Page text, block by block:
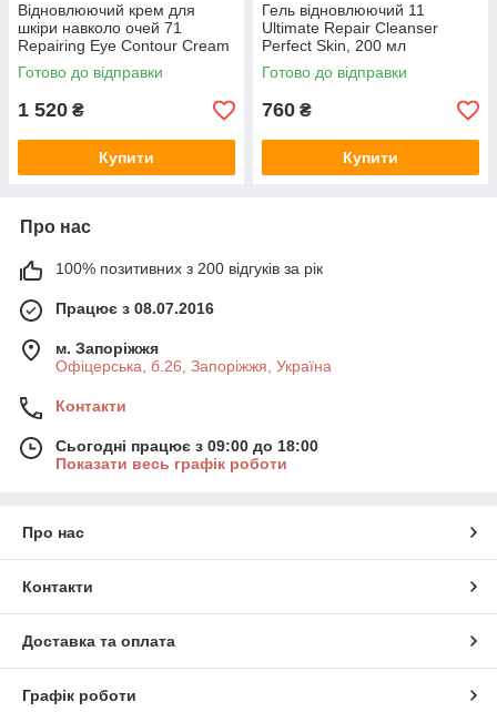
Відновлюючий крем для
шкіри навколо очей 71
Repairing Eye Contour Cream
Perfect Skin, 30 мл
Готово до відправки
1 520 ₴
Купити
Гель відновлюючий 11
Ultimate Repair Cleanser
Perfect Skin, 200 мл
Готово до відправки
760 ₴
Купити
Про нас
100% позитивних з 200 відгуків за рік
Працює з 08.07.2016
м. Запоріжжя
Офіцерська, б.26, Запоріжжя, Україна
Контакти
Сьогодні працює з 09:00 до 18:00
Показати весь графік роботи
Про нас
Контакти
Доставка та оплата
Графік роботи